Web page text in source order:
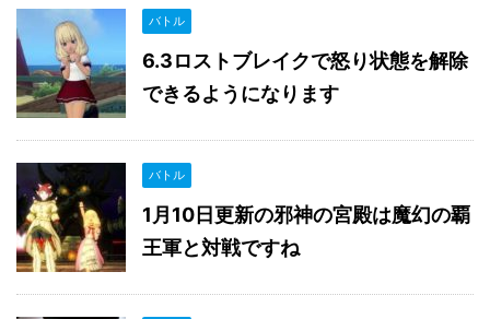
バトル
6.3ロストブレイクで怒り状態を解除
できるようになります
バトル
1月10日更新の邪神の宮殿は魔幻の覇
王軍と対戦ですね